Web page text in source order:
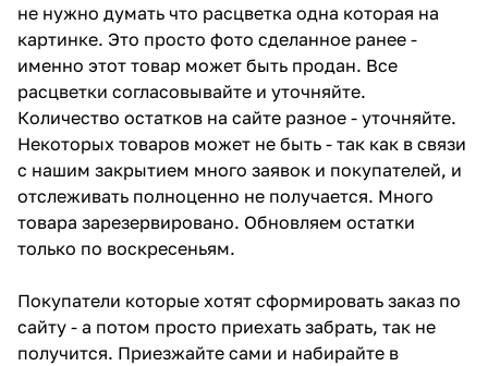
не нужно думать что расцветка одна которая на
картинке. Это просто фото сделанное ранее -
именно этот товар может быть продан. Все
расцветки согласовывайте и уточняйте.
Количество остатков на сайте разное - уточняйте.
Некоторых товаров может не быть - так как в связи
с нашим закрытием много заявок и покупателей, и
отслеживать полноценно не получается. Много
товара зарезервировано. Обновляем остатки
только по воскресеньям.
Покупатели которые хотят сформировать заказ по
сайту - а потом просто приехать забрать, так не
получится. Приезжайте сами и набирайте в